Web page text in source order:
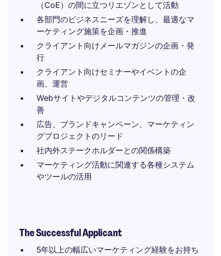
（CoE）の間に立つリエゾンとして活動
各部門のビジネスニーズを理解し、最適なマ
ーケティング施策を企画・推進
クライアント向けメールマガジンの企画・発
行
クライアント向けセミナーやイベントの企
画、運営
Webサイトやデジタルコンテンツの管理・改
善
広告、ブランドキャンペーン、マーケティン
グプロジェクトのリード
社内外ステークホルダーとの関係構築
マーケティング活動に関連する各種システム
やツールの活用
The Successful Applicant
5年以上の幅広いマーケティング経験をお持ち